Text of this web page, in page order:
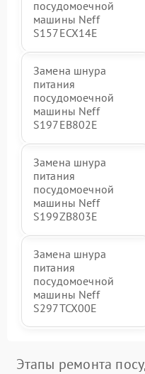
посудомоечной
машины Neff
S157ECX14E
Замена шнура
питания
посудомоечной
машины Neff
S197EB802E
Замена шнура
питания
посудомоечной
машины Neff
S199ZB803E
Замена шнура
питания
посудомоечной
машины Neff
S297TCX00E
Этапы ремонта